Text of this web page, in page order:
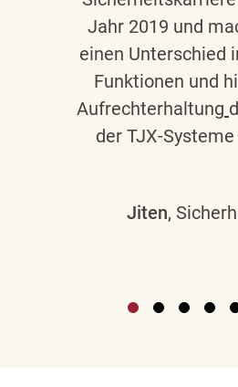
Jahr 2019 und
einen Unterschied
Funktionen und
Aufrechterhaltung
der TJX-
Jiten,